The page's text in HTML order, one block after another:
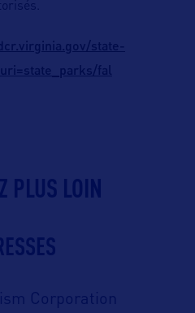
state-
fal
PLUS LOIN
Corporation